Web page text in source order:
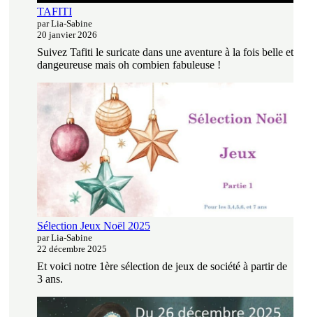
TAFITI
par Lia-Sabine
20 janvier 2026
Suivez Tafiti le suricate dans une aventure à la fois belle et
dangeureuse mais oh combien fabuleuse !
Sélection Jeux Noël 2025
par Lia-Sabine
22 décembre 2025
Et voici notre 1ère sélection de jeux de société à partir de
3 ans.